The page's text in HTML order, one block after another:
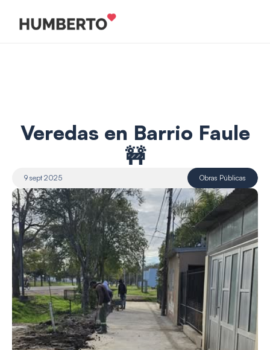
Veredas en Barrio Faule
🚧
9 sept 2025 Obras Públicas